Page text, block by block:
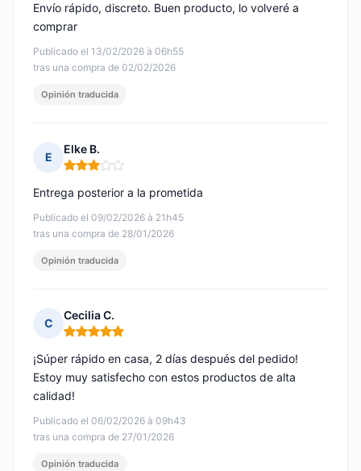
Publicado el 13/02/2026 à 06h55
tras una compra de 02/02/2026
Envío rápido, discreto. Buen producto, lo volveré a
comprar
Opinión traducida
E
Elke B.
Nota: 3 de 5
Publicado el 09/02/2026 à 21h45
tras una compra de 28/01/2026
Entrega posterior a la prometida
Opinión traducida
C
Cecilia C.
Nota: 5 de 5
Publicado el 06/02/2026 à 09h43
tras una compra de 27/01/2026
¡Súper rápido en casa, 2 días después del pedido!
Estoy muy satisfecho con estos productos de alta
calidad!
Opinión traducida